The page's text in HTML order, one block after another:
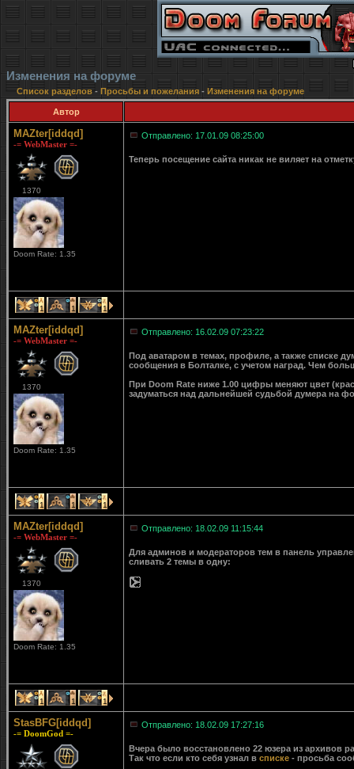
Изменения на форуме
Список разделов- Просьбы и пожелания - Изменения на форуме
Автор
MAZter[iddqd]
-= WebMaster =-
1370
Doom Rate: 1.35
Отправлено: 17.01.09 08:25:00
Теперь посещение сайта никак не виляет на
1 1 1
MAZter[iddqd]
-= WebMaster =-
1370
Doom Rate: 1.35
Отправлено: 16.02.09 07:23:22
Под аватаром в темах, профиле, а также списке
сообщения в Болталке, с учетом наград. Чем
При Doom Rate ниже 1.00 цифры меняют цвет
задуматься над дальнейшей судьбой думера на
1 1 1
MAZter[iddqd]
-= WebMaster =-
1370
Doom Rate: 1.35
Отправлено: 18.02.09 11:15:44
Для админов и модераторов тем в панель
сливать 2 темы в одну:
1 1 1
StasBFG[iddqd]
-= DoomGod =-
Отправлено: 18.02.09 17:27:16
Вчера было восстановлено 22 юзера из архивов
Так что если кто себя узнал в списке - просьба